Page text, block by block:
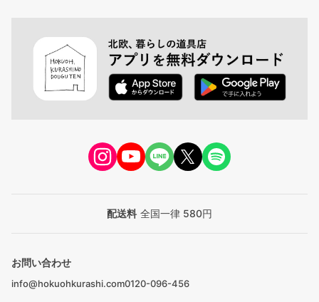
配送料 全国一律 580円
お問い合わせ
info@hokuohkurashi.com0120-096-456